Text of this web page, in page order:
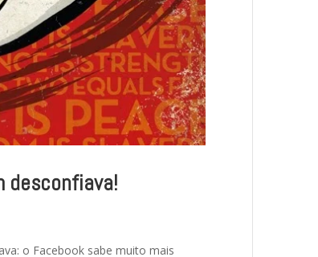
desconfiava!
o Facebook sabe muito mais